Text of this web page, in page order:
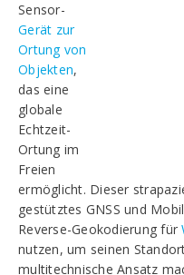
Sensor-
Gerät zur
Ortung von
Objekten,
das eine
globale
Echtzeit-
Ortung im
Freien
ermöglicht. Dieser
gestütztes GNSS und
Reverse-Geokodierung für
nutzen, um seinen
multitechnische Ansatz